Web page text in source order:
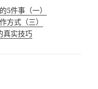
5件事（一）
方式（三）
真实技巧